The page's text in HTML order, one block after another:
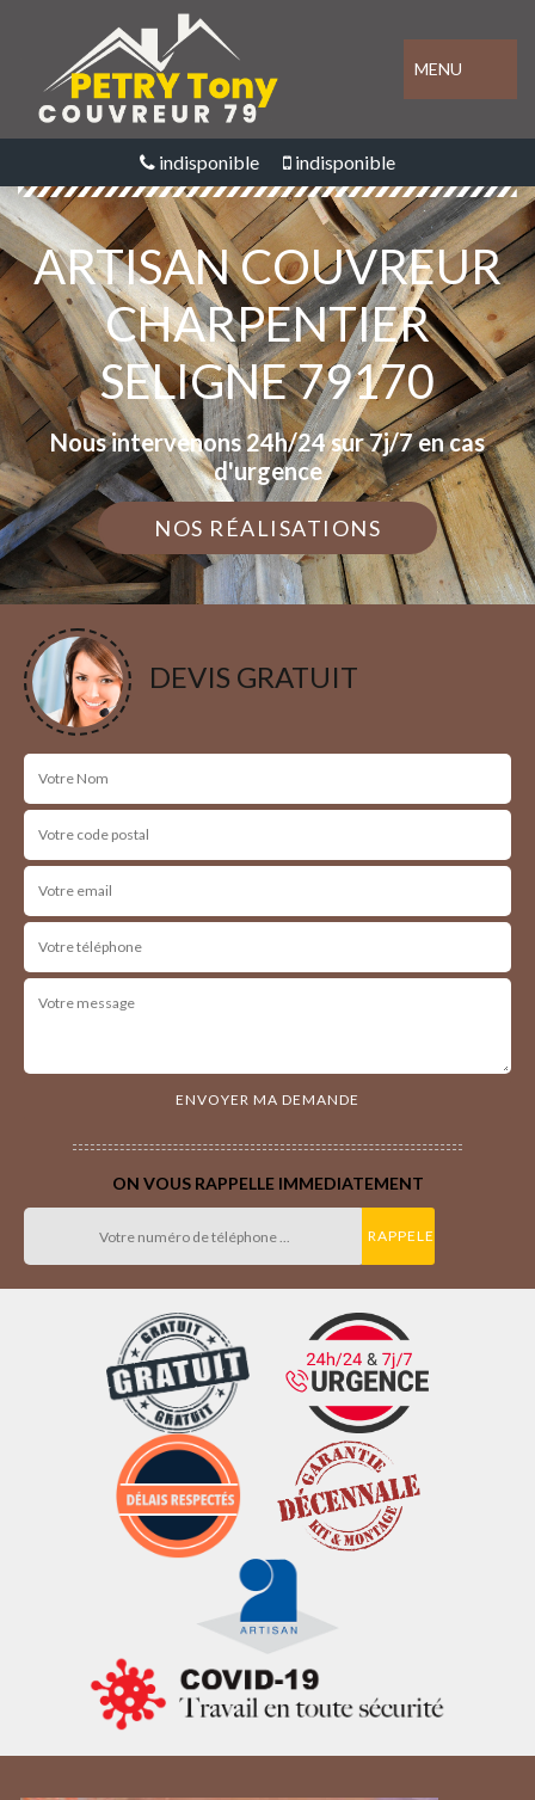
MENU
indisponible indisponible
ARTISAN COUVREUR
CHARPENTIER
SELIGNE 79170
Nous intervenons 24h/24 sur 7j/7 en cas
d'urgence
NOS RÉALISATIONS
DEVIS GRATUIT
ON VOUS RAPPELLE IMMEDIATEMENT